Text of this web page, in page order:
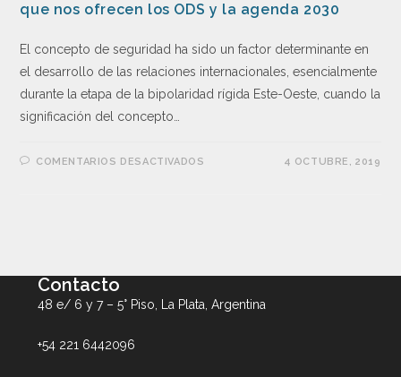
que nos ofrecen los ODS y la agenda 2030
El concepto de seguridad ha sido un factor determinante en
el desarrollo de las relaciones internacionales, esencialmente
durante la etapa de la bipolaridad rígida Este-Oeste, cuando la
significación del concepto…
COMENTARIOS DESACTIVADOS 4 OCTUBRE, 2019
Contacto
48 e/ 6 y 7 – 5° Piso, La Plata, Argentina
+54 221 6442096